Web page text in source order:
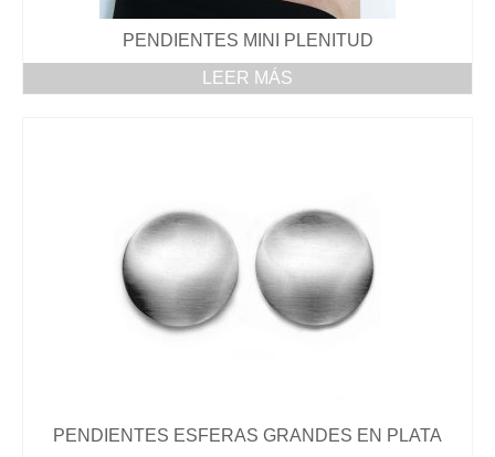
PENDIENTES MINI PLENITUD
LEER MÁS
PENDIENTES ESFERAS GRANDES EN PLATA